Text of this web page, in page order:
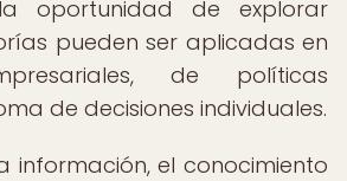
oportunidad de explorar
pueden ser aplicadas en
de políticas
de decisiones individuales.
información, el conocimiento